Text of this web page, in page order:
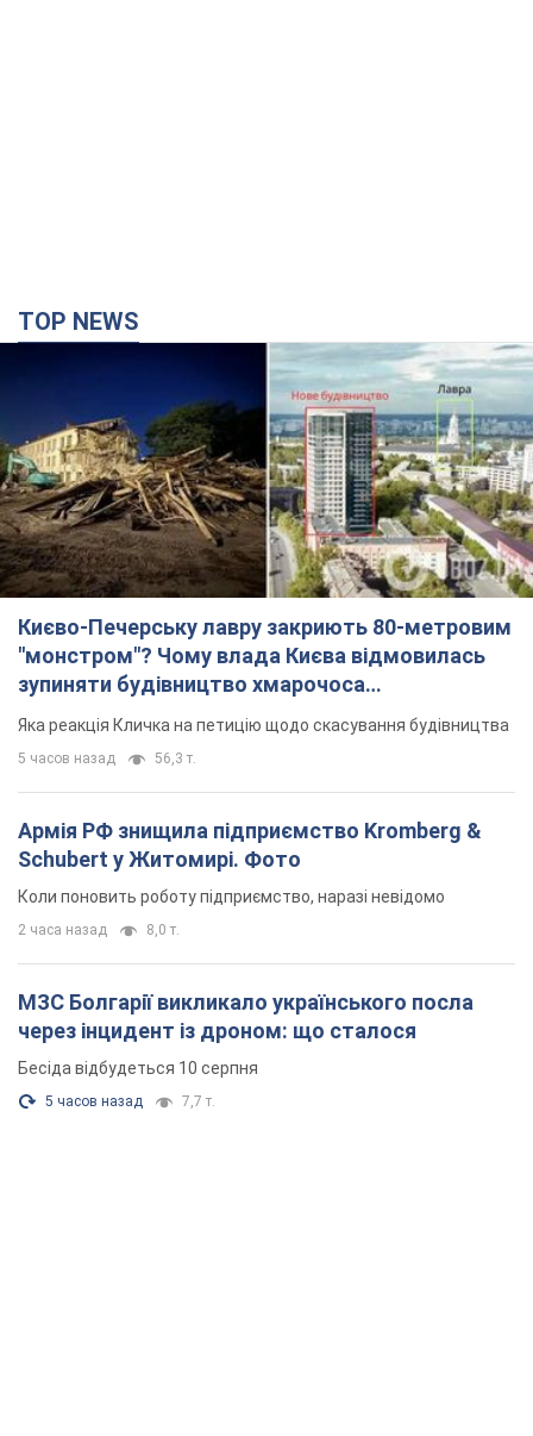
TOP NEWS
Києво-Печерську лавру закриють 80-метровим
"монстром"? Чому влада Києва відмовилась
зупиняти будівництво хмарочоса
"московського вірянина"
Яка реакція Кличка на петицію щодо скасування будівництва
5 часов назад 56,3 т.
Армія РФ знищила підприємство Kromberg &
Schubert у Житомирі. Фото
Коли поновить роботу підприємство, наразі невідомо
2 часа назад 8,0 т.
МЗС Болгарії викликало українського посла
через інцидент із дроном: що сталося
Бесіда відбудеться 10 серпня
5 часов назад 7,7 т.